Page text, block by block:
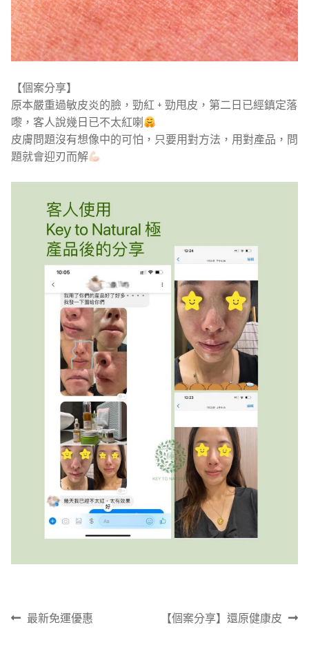
【個案分享】
原本嚴重過敏皮炎的臉，勁紅 + 勁甩皮，第二日已經鎮定落
嚟，客人說幾日已不太紅喇
皮膚問題沒有想像中的可怕，只要用對方法，用對產品，問
題就會迎刃而解
文 上
最新免運優惠
下
【個案分享】還原健康皮